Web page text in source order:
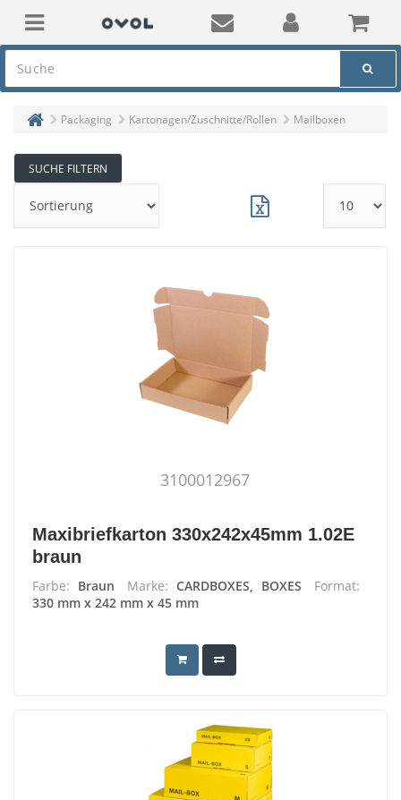
Packaging Kartonagen/Zuschnitte/Rollen Mailboxen
SUCHE FILTERN
3100012967
Maxibriefkarton 330x242x45mm 1.02E
braun
Farbe: Braun Marke: CARDBOXES, BOXES
Format:
330 mm x 242 mm x 45 mm